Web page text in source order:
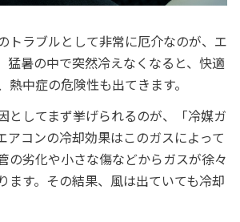
トラブルとして非常に厄介なのが、エ
猛暑の中で突然冷えなくなると、快適
熱中症の危険性も出てきます。
としてまず挙げられるのが、「冷媒ガ
アコンの冷却効果はこのガスによって
の劣化や小さな傷などからガスが徐々
ます。その結果、風は出ていても冷却